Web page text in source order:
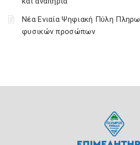
Νέα Ενιαία Ψηφιακή Πύλη
φυσικών προσώπων